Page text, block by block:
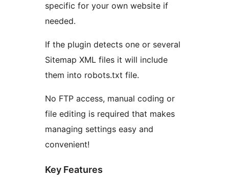
specific for your own website if
needed.
If the plugin detects one or several
Sitemap XML files it will include
them into robots.txt file.
No FTP access, manual coding or
file editing is required that makes
managing settings easy and
convenient!
Key Features